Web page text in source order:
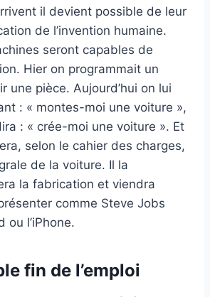
il devient possible de leur
de l’invention humaine.
seront capables de
Hier on programmait un
une pièce. Aujourd’hui on lui
: « montes-moi une voiture »,
: « crée-moi une voiture ». Et
selon le cahier des charges,
de la voiture. Il la
la fabrication et viendra
comme Steve Jobs
ou l’iPhone.
fin de l’emploi